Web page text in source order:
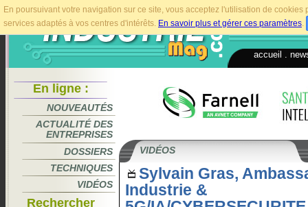
En poursuivant votre navigation sur ce site, vous acceptez l'utilisation de
services adaptés à vos centres d'intérêts. En savoir plus et gérer ces paramètres.
accueil
En ligne :
NOUVEAUTÉS
ACTUALITÉ DES
ENTREPRISES
DOSSIERS
TECHNIQUES
VIDÉOS
Rechercher
VIDÉOS
Sylvain Gras,
Industrie &